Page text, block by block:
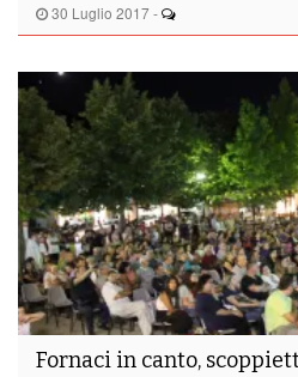
30 Luglio 2017 -
Fornaci in canto,